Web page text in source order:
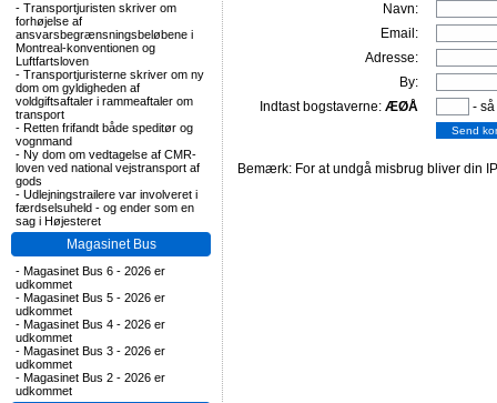
- Transportjuristen skriver om
forhøjelse af
ansvarsbegrænsningsbeløbene i
Montreal-konventionen og
Luftfartsloven
- Transportjuristerne skriver om ny
dom om gyldigheden af
voldgiftsaftaler i rammeaftaler om
transport
- Retten frifandt både speditør og
vognmand
- Ny dom om vedtagelse af CMR-
loven ved national vejstransport af
gods
- Udlejningstrailere var involveret i
færdselsuheld - og ender som en
sag i Højesteret
Magasinet Bus
- Magasinet Bus 6 - 2026 er
udkommet
- Magasinet Bus 5 - 2026 er
udkommet
- Magasinet Bus 4 - 2026 er
udkommet
- Magasinet Bus 3 - 2026 er
udkommet
- Magasinet Bus 2 - 2026 er
udkommet
Navn:
Email:
Adresse:
By:
Indtast bogstaverne: ÆØÅ -
Bemærk: For at undgå misbrug bliver din